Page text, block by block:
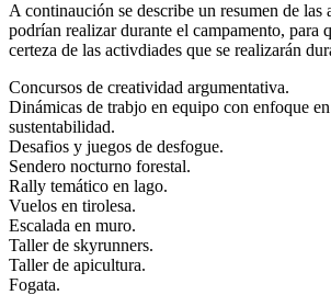
A continaución se describe un resumen de las
podrían realizar durante el campamento, para
certeza de las activdiades que se realizarán
Concursos de creatividad argumentativa.
Dinámicas de trabjo en equipo con enfoque
sustentabilidad.
Desafios y juegos de desfogue.
Sendero nocturno forestal.
Rally temático en lago.
Vuelos en tirolesa.
Escalada en muro.
Taller de skyrunners.
Taller de apicultura.
Fogata.